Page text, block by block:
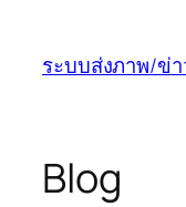
ระบบส่งภาพ/ข่
Blog